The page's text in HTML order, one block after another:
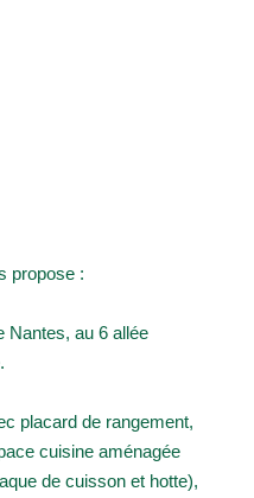
propose :
Nantes, au 6 allée
placard de rangement,
cuisine aménagée
de cuisson et hotte),